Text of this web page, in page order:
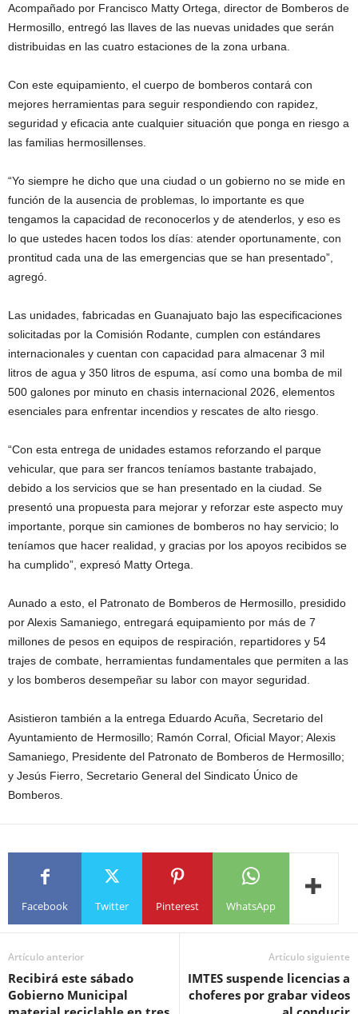
Acompañado por Francisco Matty Ortega, director de Bomberos de
Hermosillo, entregó las llaves de las nuevas unidades que serán
distribuidas en las cuatro estaciones de la zona urbana.
Con este equipamiento, el cuerpo de bomberos contará con
mejores herramientas para seguir respondiendo con rapidez,
seguridad y eficacia ante cualquier situación que ponga en riesgo a
las familias hermosillenses.
“Yo siempre he dicho que una ciudad o un gobierno no se mide en
función de la ausencia de problemas, lo importante es que
tengamos la capacidad de reconocerlos y de atenderlos, y eso es
lo que ustedes hacen todos los días: atender oportunamente, con
prontitud cada una de las emergencias que se han presentado”,
agregó.
Las unidades, fabricadas en Guanajuato bajo las especificaciones
solicitadas por la Comisión Rodante, cumplen con estándares
internacionales y cuentan con capacidad para almacenar 3 mil
litros de agua y 350 litros de espuma, así como una bomba de mil
500 galones por minuto en chasis internacional 2026, elementos
esenciales para enfrentar incendios y rescates de alto riesgo.
“Con esta entrega de unidades estamos reforzando el parque
vehicular, que para ser francos teníamos bastante trabajado,
debido a los servicios que se han presentado en la ciudad. Se
presentó una propuesta para mejorar y reforzar este aspecto muy
importante, porque sin camiones de bomberos no hay servicio; lo
teníamos que hacer realidad, y gracias por los apoyos recibidos se
ha cumplido”, expresó Matty Ortega.
Aunado a esto, el Patronato de Bomberos de Hermosillo, presidido
por Alexis Samaniego, entregará equipamiento por más de 7
millones de pesos en equipos de respiración, repartidores y 54
trajes de combate, herramientas fundamentales que permiten a las
y los bomberos desempeñar su labor con mayor seguridad.
Asistieron también a la entrega Eduardo Acuña, Secretario del
Ayuntamiento de Hermosillo; Ramón Corral, Oficial Mayor; Alexis
Samaniego, Presidente del Patronato de Bomberos de Hermosillo;
y Jesús Fierro, Secretario General del Sindicato Único de
Bomberos.
Facebook Twitter Pinterest WhatsApp
Artículo anterior
Recibirá este sábado
Gobierno Municipal
Artículo siguiente
IMTES suspende licencias a
choferes por grabar videos